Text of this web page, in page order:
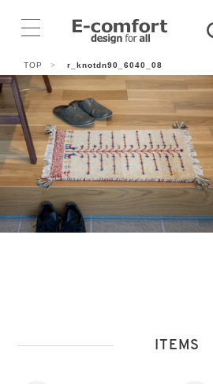
TOP > r_knotdn90_6040_08
ITEMS